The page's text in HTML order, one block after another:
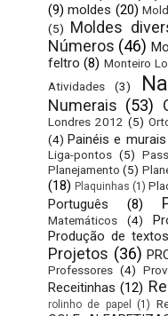
(9) moldes (20)
(5) Moldes
Números (46)
feltro (8) Monteiro
Atividades
(3)
Numerais (53)
Londres 2012 (5)
(4) Painéis e murais
Liga-pontos (5)
Planejamento (5)
(18) Plaquinhas (1)
Português (8)
Matemáticos
(4)
Produção de textos
Projetos (36)
Professores (4)
Receitinhas (12)
rolinho de papel
(1)